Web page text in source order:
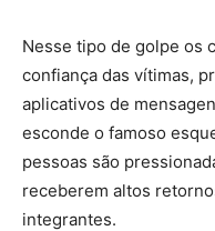
Nesse tipo de golpe os
confiança das vítimas,
aplicativos de
esconde o famoso
pessoas são
receberem altos
integrantes.